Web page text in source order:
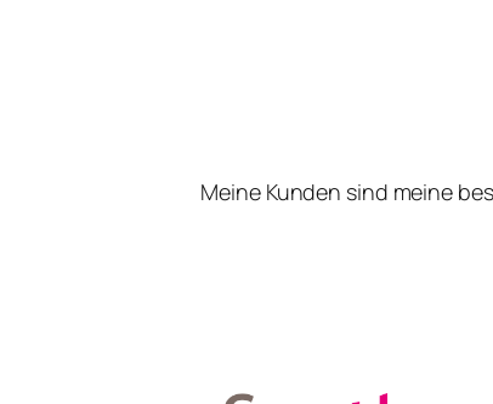
Meine Kunden sind meine